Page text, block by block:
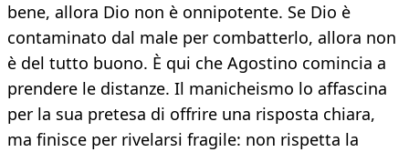
bene, allora Dio non è onnipotente. Se Dio è
contaminato dal male per combatterlo, allora non
è del tutto buono. È qui che Agostino comincia a
prendere le distanze. Il manicheismo lo affascina
per la sua pretesa di offrire una risposta chiara,
ma finisce per rivelarsi fragile: non rispetta la